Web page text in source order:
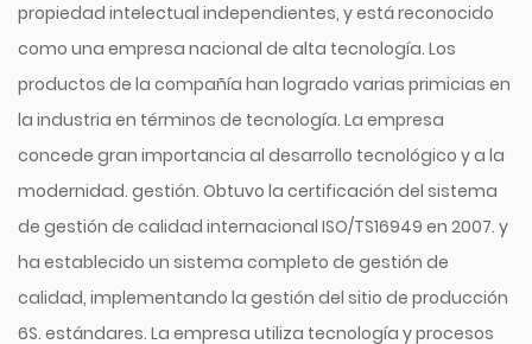
propiedad intelectual independientes, y está reconocido
como una empresa nacional de alta tecnología. Los
productos de la compañía han logrado varias primicias en
la industria en términos de tecnología. La empresa
concede gran importancia al desarrollo tecnológico y a la
modernidad. gestión. Obtuvo la certificación del sistema
de gestión de calidad internacional ISO/TS16949 en 2007. y
ha establecido un sistema completo de gestión de
calidad, implementando la gestión del sitio de producción
6S. estándares. La empresa utiliza tecnología y procesos